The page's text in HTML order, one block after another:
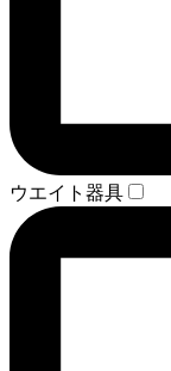
ウエイト器具